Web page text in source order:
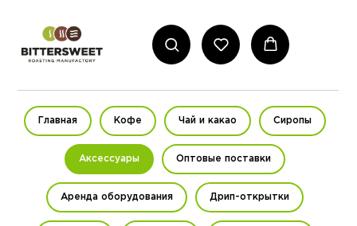
Главная Кофе Чай и какао Сиропы
Аксессуары Оптовые поставки
Аренда оборудования Дрип-открытки